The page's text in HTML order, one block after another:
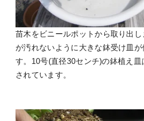
苗木をビニールポットから取り出し
が汚れないように大きな鉢受け皿
す。10号(直径30センチ)の鉢植え皿
されています。